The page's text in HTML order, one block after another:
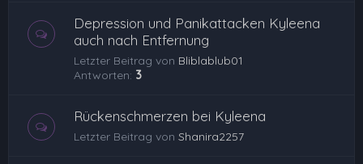
Depression und Panikattacken Kyleena
auch nach Entfernung
Letzter Beitrag von Bliblablub01
Antworten: 3
Rückenschmerzen bei Kyleena
Letzter Beitrag von Shanira2257